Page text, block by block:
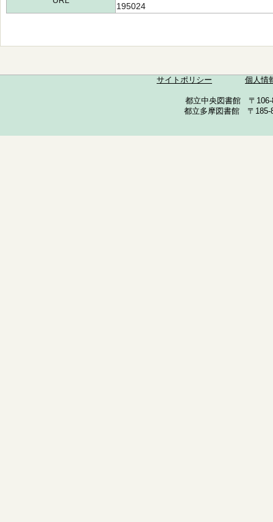
195024
サイトポリシー 個人情
都立中央図書館 〒
都立多摩図書館 〒185-